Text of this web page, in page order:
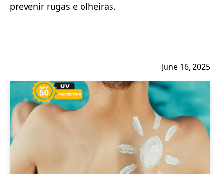
prevenir rugas e olheiras.
June 16, 2025